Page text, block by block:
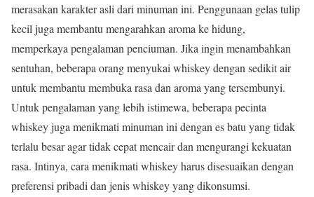
merasakan karakter asli dari minuman ini. Penggunaan gelas tulip
kecil juga membantu mengarahkan aroma ke hidung,
memperkaya pengalaman penciuman. Jika ingin menambahkan
sentuhan, beberapa orang menyukai whiskey dengan sedikit air
untuk membantu membuka rasa dan aroma yang tersembunyi.
Untuk pengalaman yang lebih istimewa, beberapa pecinta
whiskey juga menikmati minuman ini dengan es batu yang tidak
terlalu besar agar tidak cepat mencair dan mengurangi kekuatan
rasa. Intinya, cara menikmati whiskey harus disesuaikan dengan
preferensi pribadi dan jenis whiskey yang dikonsumsi.